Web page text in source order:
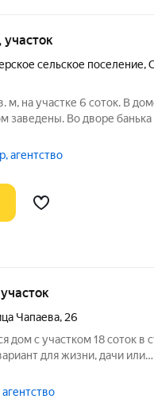
участок
сельское поселение,
м, на участке 6 соток. В
заведены. Во дворе банька
Установлена coлнечная
агентство
Чапаева, 26
дом с участком 18 соток в
для жизни, дачи или
район). О доме и